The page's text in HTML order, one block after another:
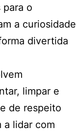
o
a curiosidade
divertida
limpar e
de respeito
a lidar com